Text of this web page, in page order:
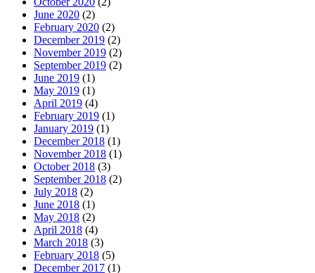
June 2020 (2)
February 2020 (2)
December 2019 (2)
November 2019 (2)
September 2019 (2)
June 2019 (1)
May 2019 (1)
April 2019 (4)
February 2019 (1)
January 2019 (1)
December 2018 (1)
November 2018 (1)
October 2018 (3)
September 2018 (2)
July 2018 (2)
June 2018 (1)
May 2018 (2)
April 2018 (4)
March 2018 (3)
February 2018 (5)
December 2017 (1)